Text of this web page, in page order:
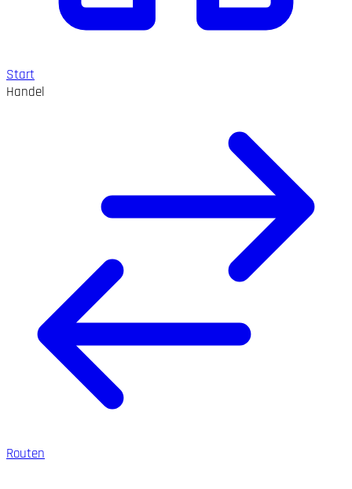
Start
Handel
Routen